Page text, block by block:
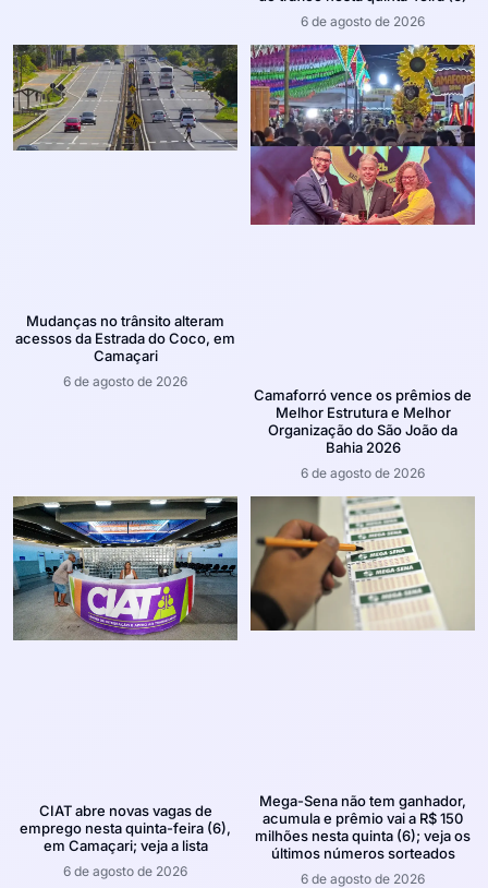
6 de agosto de 2026
Mudanças no trânsito alteram
acessos da Estrada do Coco, em
Camaçari
6 de agosto de 2026
Camaforró vence os prêmios de
Melhor Estrutura e Melhor
Organização do São João da
Bahia 2026
6 de agosto de 2026
CIAT abre novas vagas de
emprego nesta quinta-feira (6),
em Camaçari; veja a lista
6 de agosto de 2026
Mega-Sena não tem ganhador,
acumula e prêmio vai a R$ 150
milhões nesta quinta (6); veja os
últimos números sorteados
6 de agosto de 2026